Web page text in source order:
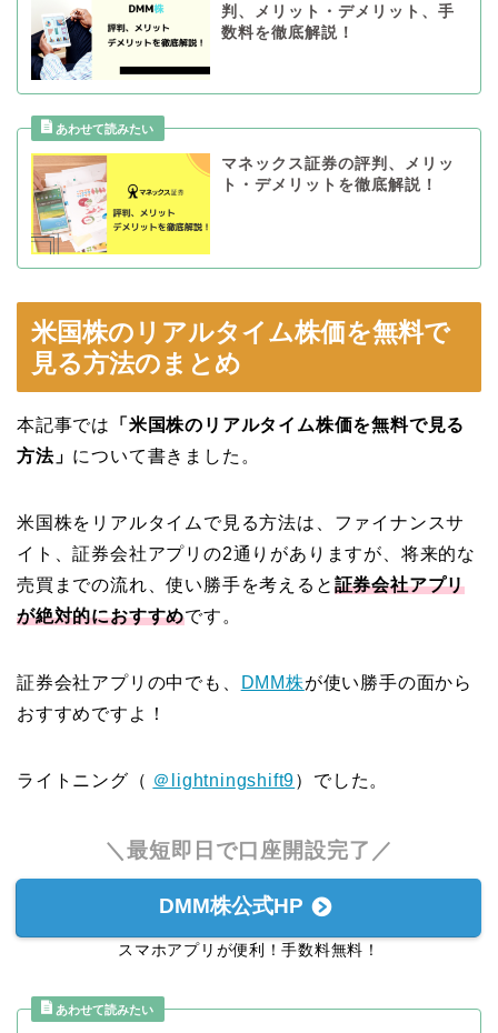
判、メリット・デメリット、手
数料を徹底解説！
マネックス証券の評判、メリッ
ト・デメリットを徹底解説！
米国株のリアルタイム株価を無料で
見る方法のまとめ
本記事では
「米国株のリアルタイム株価を無料で見る
方法」 について書きました。
米国株をリアルタイムで見る方法は、ファイナンスサ
イト、証券会社アプリの2通りがありますが、将来的な
売買までの流れ、使い勝手を考えると 証券会社アプリ
が絶対的におすすめです。
証券会社アプリの中でも、 DMM株が使い勝手の面から
おすすめですよ！
ライトニング（ ＠lightningshift9）でした。
＼最短即日で口座開設完了／
DMM株公式HP
スマホアプリが便利！手数料無料！